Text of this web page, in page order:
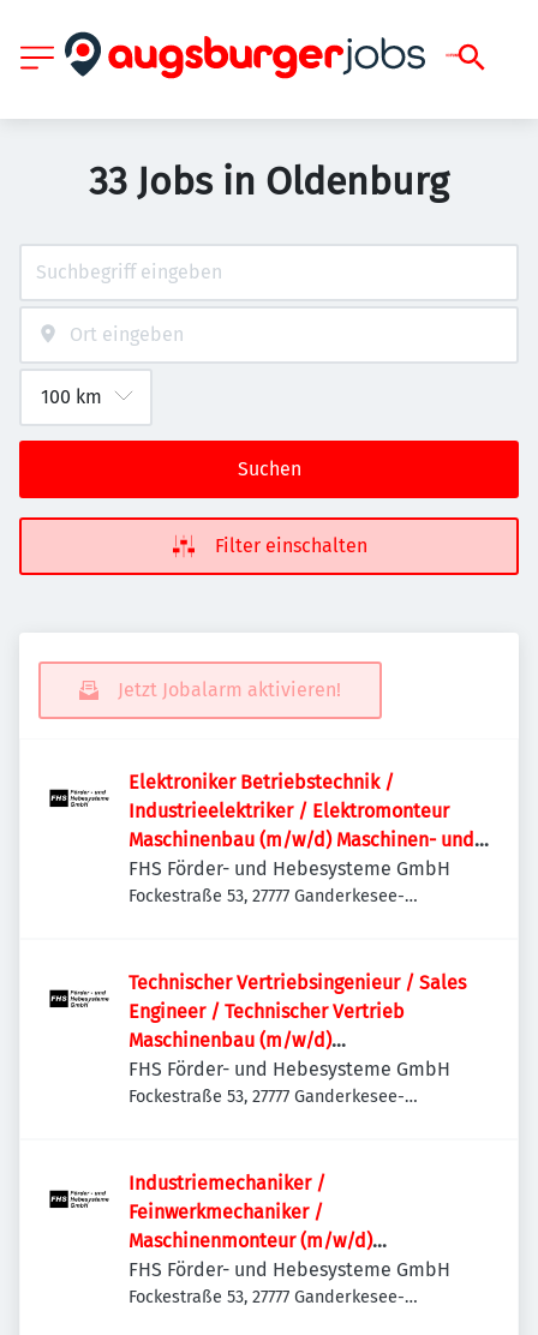
33 Jobs in Oldenburg
Suchen
Filter einschalten
Jetzt Jobalarm aktivieren!
Elektroniker Betriebstechnik /
Industrieelektriker / Elektromonteur
Maschinenbau (m/w/d) Maschinen- und
Anlagenbau | Schaltschrankbau |
Sondermaschinen
FHS Förder- und Hebesysteme GmbH
Fockestraße 53, 27777 Ganderkesee-
Technischer Vertriebsingenieur / Sales
Engineer / Technischer Vertrieb
Maschinenbau (m/w/d)
Sondermaschinenbau | Anlagenbau |
Projektvertrieb | International
FHS Förder- und Hebesysteme GmbH
Fockestraße 53, 27777 Ganderkesee-
Industriemechaniker /
Feinwerkmechaniker /
Maschinenmonteur (m/w/d)
Maschinenbau | Anlagenbau |
Sondermaschinenbau | Service &
FHS Förder- und Hebesysteme GmbH
Fockestraße 53, 27777 Ganderkesee-